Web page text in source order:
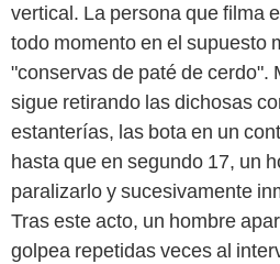
vertical. La persona que filma
todo momento en el supuesto
"conservas de paté de cerdo".
sigue retirando las dichosas
estanterías, las bota en un
hasta que en segundo 17, un
paralizarlo y sucesivamente
Tras este acto, un hombre
golpea repetidas veces al